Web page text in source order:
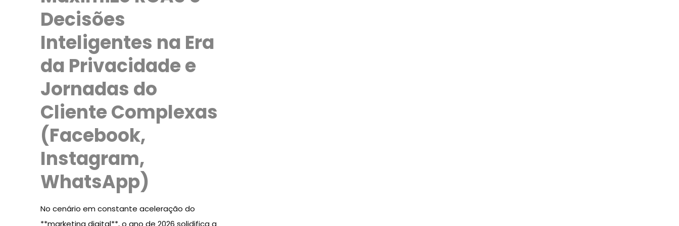
Decisões
Inteligentes na Era
da Privacidade e
Jornadas do
Cliente Complexas
(Facebook,
Instagram,
WhatsApp)
No cenário em constante aceleração do
**marketing digital**, o ano de 2026 solidifica a